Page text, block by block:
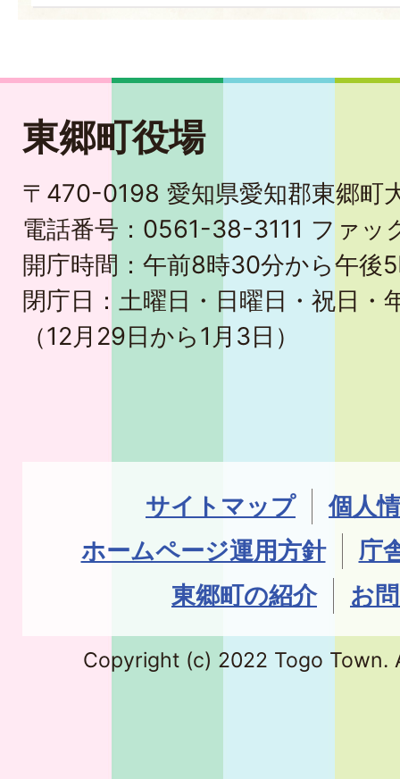
東郷町役場
〒470-0198 愛知県愛知郡東郷町
電話番号：0561-38-3111 ファ
開庁時間：午前8時30分から午後
閉庁日：土曜日・日曜日・祝日・
（12月29日から1月3日）
サイトマップ
個人
ホームページ運用方針
庁
東郷町の紹介
お
Copyright (c) 2022 Togo Town.